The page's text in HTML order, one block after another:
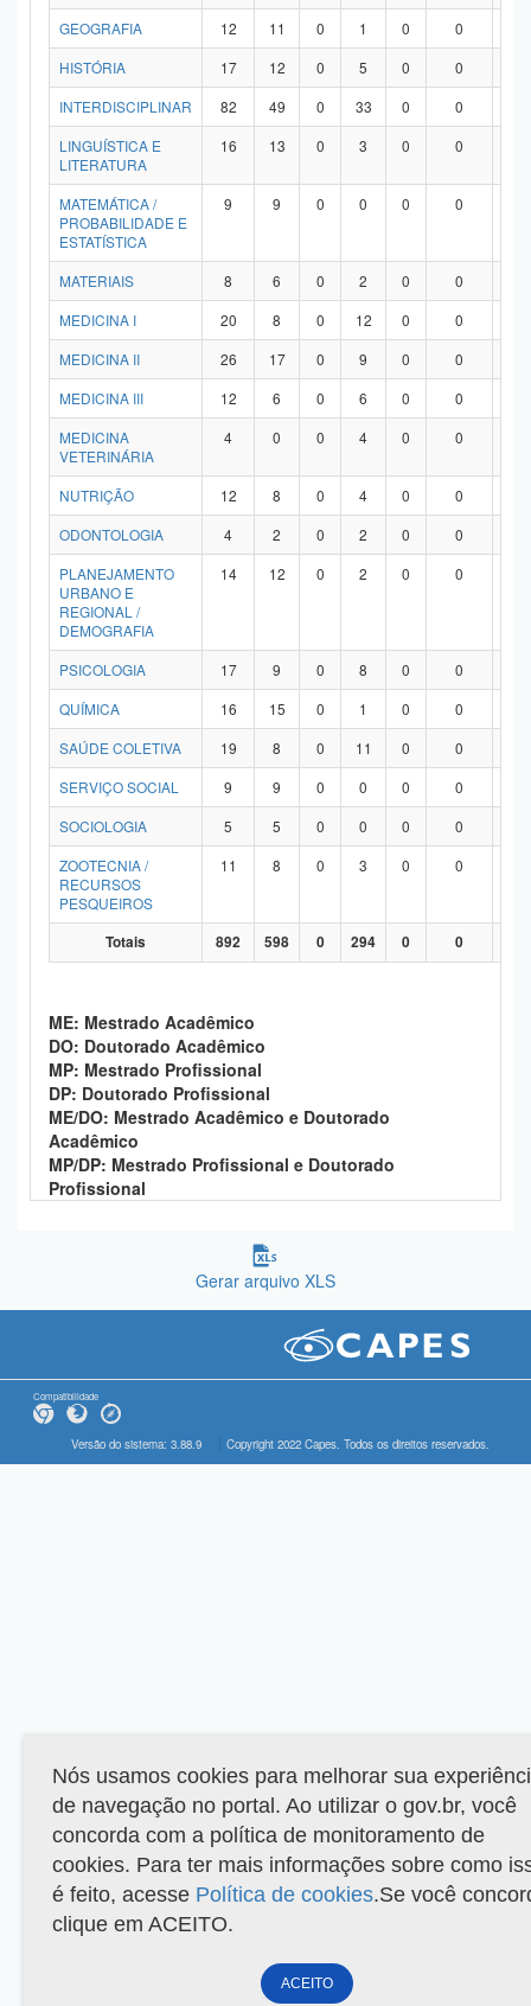
GEOGRAFIA
12 11 0 1 0 0
HISTÓRIA
17 12 0 5 0 0
INTERDISCIPLINAR
82 49 0 33 0 0
LINGUÍSTICA E
LITERATURA
16 13 0 3 0 0
MATEMÁTICA /
PROBABILIDADE E
ESTATÍSTICA
9 9 0 0 0 0
MATERIAIS 8 6 0 2 0 0
MEDICINA I
20 8 0 12 0 0
MEDICINA II
26 17 0 9 0 0
MEDICINA III
12 6 0 6 0 0
MEDICINA
VETERINÁRIA
4 0 0 4 0 0
NUTRIÇÃO 12 8 0 4 0 0
ODONTOLOGIA
4 2 0 2 0 0
PLANEJAMENTO
URBANO E
REGIONAL /
DEMOGRAFIA
14 12 0 2 0 0
PSICOLOGIA 17 9 0 8 0 0
QUÍMICA
16 15 0 1 0 0
SAÚDE COLETIVA
19 8 0 11 0 0
SERVIÇO SOCIAL
9 9 0 0 0 0
SOCIOLOGIA
5 5 0 0 0 0
ZOOTECNIA /
RECURSOS
PESQUEIROS
11 8 0 3 0 0
Totais 892 598 0 294 0 0
ME: Mestrado Acadêmico
DO: Doutorado Acadêmico
MP: Mestrado Profissional
DP: Doutorado Profissional
ME/DO: Mestrado Acadêmico e Doutorado
Acadêmico
MP/DP: Mestrado Profissional e Doutorado
Profissional
Gerar arquivo XLS
Compatibilidade
Versão do sistema: 3.88.9 Copyright 2022 Capes. Todos os direitos reservados.
Nós usamos cookies para melhorar sua
de navegação no portal. Ao utilizar o gov.br, você
concorda com a política de monitoramento de
cookies. Para ter mais informações sobre como
é feito, acesse Política de cookies.Se você
clique em ACEITO.
ACEITO